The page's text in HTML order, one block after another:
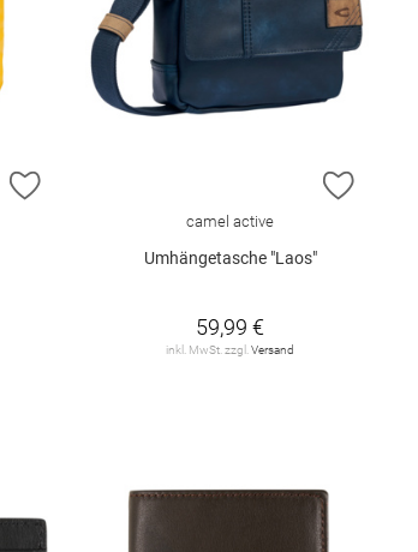
ZUR
camel active
Umhängetasche "Laos"
59,99 €
inkl. MwSt. zzgl.Versand